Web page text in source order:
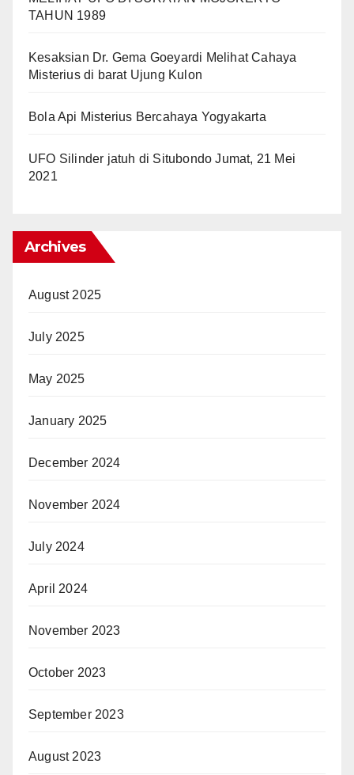
TAHUN 1989
Kesaksian Dr. Gema Goeyardi Melihat Cahaya
Misterius di barat Ujung Kulon
Bola Api Misterius Bercahaya Yogyakarta
UFO Silinder jatuh di Situbondo Jumat, 21 Mei
2021
Archives
August 2025
July 2025
May 2025
January 2025
December 2024
November 2024
July 2024
April 2024
November 2023
October 2023
September 2023
August 2023